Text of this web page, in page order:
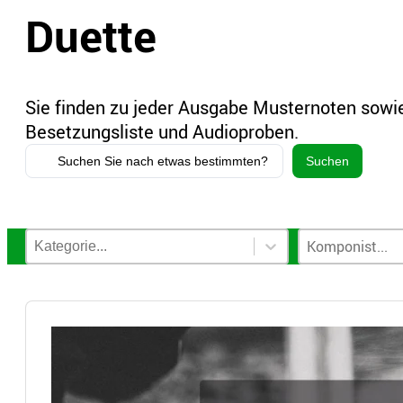
Duette
Sie finden zu jeder Ausgabe Musternoten
Besetzungsliste und Audioproben.
Search
...
Suchen
Notenkategorien-Filter
Select content Select content
Select content